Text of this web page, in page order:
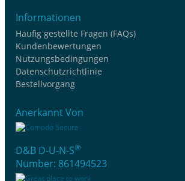
Informationen
Häufig gestellte Fragen (FAQs)
Kundenbewertungen
Nutzungsbedingungen
Datenschutzrichtlinie
Bestellvorgang
Anerkannt Von
D&B D-U-N-S®
Number: 861494523